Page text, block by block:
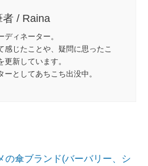
者 / Raina
ィネーター。
感じたことや、疑問に思ったこ
新しています。
としてあちこち出没中。
の傘ブランド(バーバリー、シ